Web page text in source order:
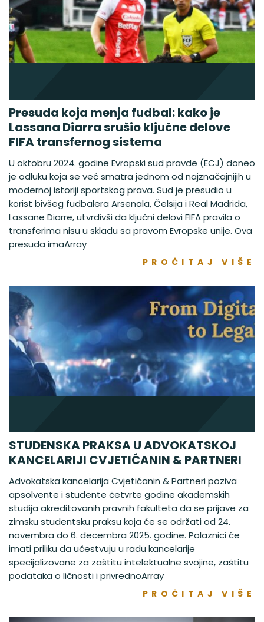
Presuda koja menja fudbal: kako je
Lassana Diarra srušio ključne delove
FIFA transfernog sistema
U oktobru 2024. godine Evropski sud pravde (ECJ) doneo
je odluku koja se već smatra jednom od najznačajnijih u
modernoj istoriji sportskog prava. Sud je presudio u
korist bivšeg fudbalera Arsenala, Čelsija i Real Madrida,
Lassane Diarre, utvrdivši da ključni delovi FIFA pravila o
transferima nisu u skladu sa pravom Evropske unije. Ova
presuda imaArray
PROČITAJ VIŠE
STUDENSKA PRAKSA U ADVOKATSKOJ
KANCELARIJI CVJETIĆANIN & PARTNERI
Advokatska kancelarija Cvjetićanin & Partneri poziva
apsolvente i studente četvrte godine akademskih
studija akreditovanih pravnih fakulteta da se prijave za
zimsku studentsku praksu koja će se održati od 24.
novembra do 6. decembra 2025. godine. Polaznici će
imati priliku da učestvuju u radu kancelarije
specijalizovane za zaštitu intelektualne svojine, zaštitu
podataka o ličnosti i privrednoArray
PROČITAJ VIŠE